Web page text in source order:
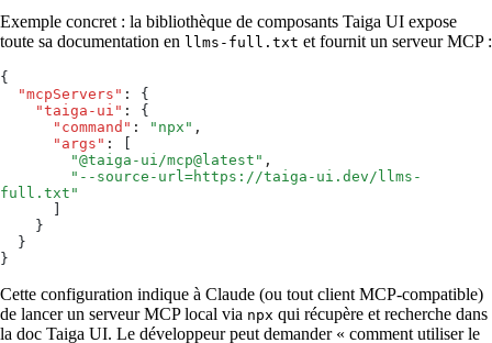
Exemple concret : la bibliothèque de composants Taiga UI expose
toute sa documentation en llms-full.txt et fournit un serveur MCP :
{
  "mcpServers"
:
{
    "taiga-ui"
:
{
      "command"
: " npx " ,
      "args"
:
        "
@taiga-ui/mcp@latest " ,
        "
--source-url=https://taiga-ui.dev/llms-
full.txt "
    }
  }
}
Cette configuration indique à Claude (ou tout client MCP-compatible)
de lancer un serveur MCP local via npx qui récupère et recherche dans
la doc Taiga UI. Le développeur peut demander « comment utiliser le